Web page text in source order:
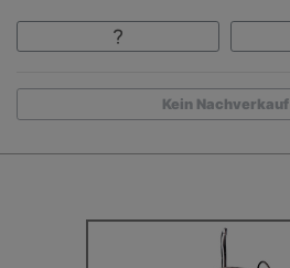
Kein Nachverkauf